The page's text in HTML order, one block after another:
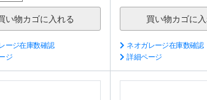
ージ在庫数確認
ジ
ネオガレージ在庫数確認
詳細ページ